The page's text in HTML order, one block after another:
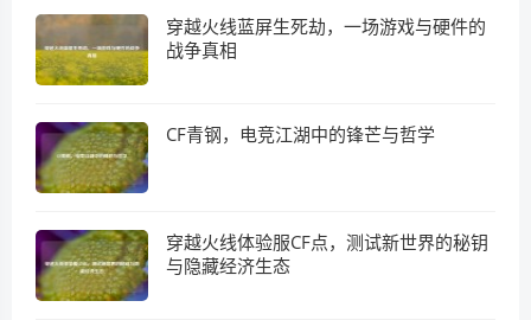
穿越火线蓝屏生死劫，一场游戏与硬件的
战争真相
CF青钢，电竞江湖中的锋芒与哲学
穿越火线体验服CF点，测试新世界的秘钥
与隐藏经济生态